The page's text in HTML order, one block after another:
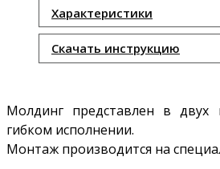
Характеристики
Скачать инструкцию
Молдинг представлен в
гибком исполнении.
Монтаж производится на